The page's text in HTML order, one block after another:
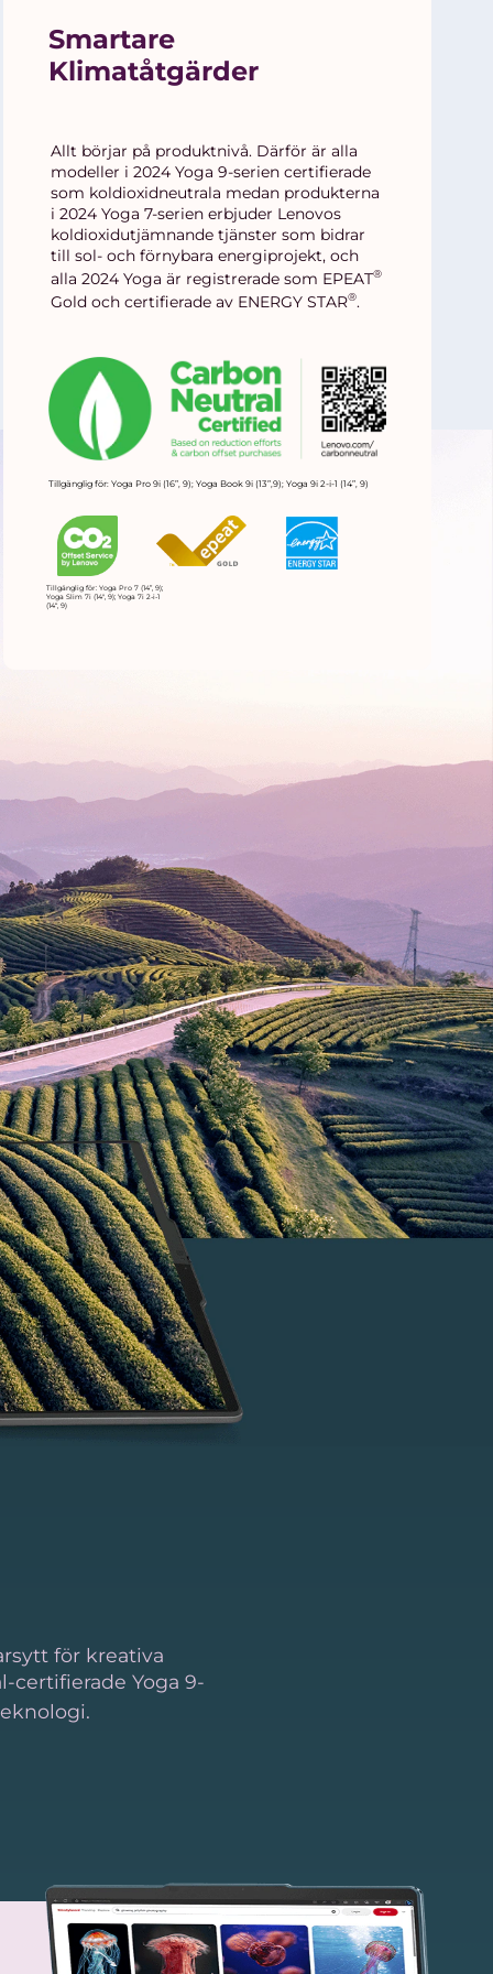
Smartare
Klimatåtgärder
Allt börjar på produktnivå. Därför är alla
modeller i 2024 Yoga 9-serien certifierade
som koldioxidneutrala medan produkterna
i 2024 Yoga 7-serien erbjuder Lenovos
koldioxidutjämnande tjänster som bidrar
till sol- och förnybara energiprojekt, och
alla 2024 Yoga är registrerade som EPEAT®
Gold och certifierade av ENERGY STAR®.
Tillgänglig för: Yoga Pro 9i (16”, 9); Yoga Book 9i (13”,9); Yoga 9i 2-i-1 (14”, 9)
Tillgänglig för: Yoga Pro 7 (14”, 9);
Yoga Slim 7i (14'', 9); Yoga 7i 2-i-1
(14“, 9)
för kreativa
certifierade Yoga 9-